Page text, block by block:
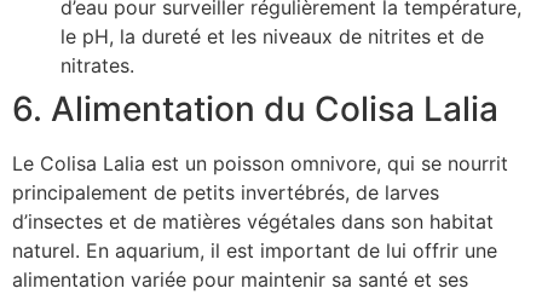
d’eau pour surveiller régulièrement la température,
le pH, la dureté et les niveaux de nitrites et de
nitrates.
6. Alimentation du Colisa Lalia
Le Colisa Lalia est un poisson omnivore, qui se nourrit
principalement de petits invertébrés, de larves
d’insectes et de matières végétales dans son habitat
naturel. En aquarium, il est important de lui offrir une
alimentation variée pour maintenir sa santé et ses